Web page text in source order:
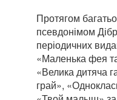
Протягом
псевдонімом
періодичних
«Маленька фея
«Велика дитяча
грай»,